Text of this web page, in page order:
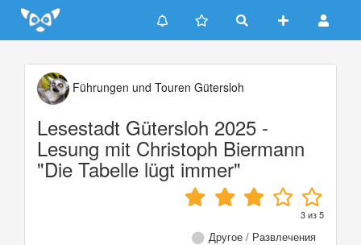
Update cookies preferences
Führungen und Touren Gütersloh
Lesestadt Gütersloh 2025 -
Lesung mit Christoph Biermann
"Die Tabelle lügt immer"
3из5
Другое / Развлечения